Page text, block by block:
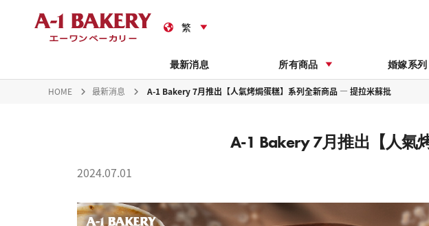
最新消息 所有商品 婚嫁系列
HOME 最新消息 A-1 Bakery 7月推出【人氣烤焗蛋糕】系列全新商品 — 提拉米蘇批
A-1 Bakery 7月推出【人氣
2024.07.01